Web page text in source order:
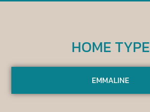
HOME TYPE
EMMALINE